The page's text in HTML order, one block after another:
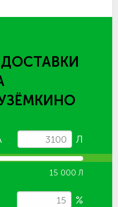
Л
15 000 Л
%